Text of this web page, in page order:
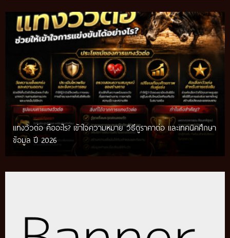
แทงวัวต่อ คืออะไร? เข้าใจความหมาย วิธีดูราคาต่อ และเทคนิคศึกษา
ข้อมูล ปี 2026
เทคนิคแทงวัวชน รวมวิธีศึกษาข้อมูลก่อนติดตามการแข่งขัน พร้อม
แนวทางสำหรับผู้เริ่มต้น ปี 2026